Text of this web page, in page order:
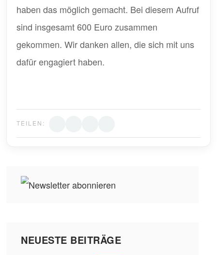
haben das möglich gemacht. Bei diesem Aufruf
sind insgesamt 600 Euro zusammen
gekommen. Wir danken allen, die sich mit uns
dafür engagiert haben.
TEILEN:
NEUESTE BEITRÄGE